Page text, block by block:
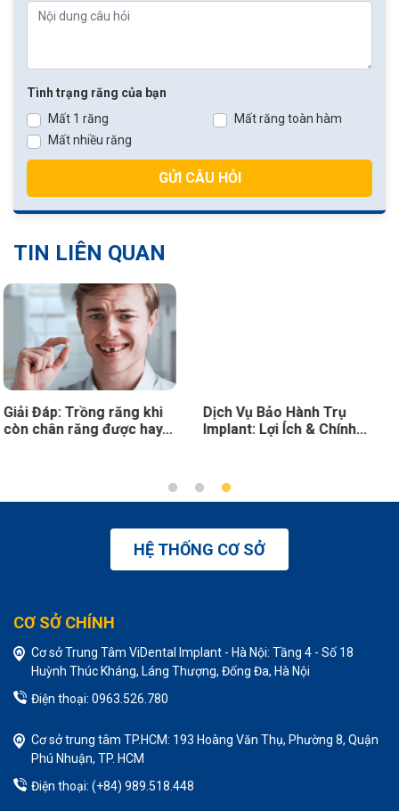
Tình trạng răng của bạn
Mất 1 răng
Mất nhiều răng
Mất răng toàn hàm
GỬI CÂU HỎI
TIN LIÊN QUAN
Dịch Vụ Bảo Hành Trụ
Implant: Lợi Ích & Chính...
Nên Trồng Răng Loại Nào
Tốt? Thực Hiện Ở Địa...
HỆ THỐNG CƠ SỞ
CƠ SỞ CHÍNH
Cơ sở Trung Tâm ViDental Implant - Hà Nội: Tầng 4 - Số 18
Huỳnh Thúc Kháng, Láng Thượng, Đống Đa, Hà Nội
Điện thoại: 0963.526.780
Cơ sở trung tâm TP.HCM: 193 Hoàng Văn Thụ, Phường 8, Quận
Phú Nhuận, TP. HCM
Điện thoại: (+84) 989.518.448